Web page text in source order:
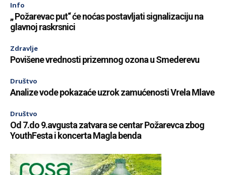
Info
„ Požarevac put“ će noćas postavljati signalizaciju na
glavnoj raskrsnici
Zdravlje
Povišene vrednosti prizemnog ozona u Smederevu
Društvo
Analize vode pokazaće uzrok zamućenosti Vrela Mlave
Društvo
Od 7.do 9.avgusta zatvara se centar Požarevca zbog
YouthFesta i koncerta Magla benda